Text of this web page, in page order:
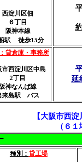
西淀川区佃
６丁目
阪神本線
駅
徒歩15分
貸倉庫・事務所
市西淀川区中島
2丁目
阪神なんば線
来島駅 バス
延
【大阪市西
（６
種別： 貸工場